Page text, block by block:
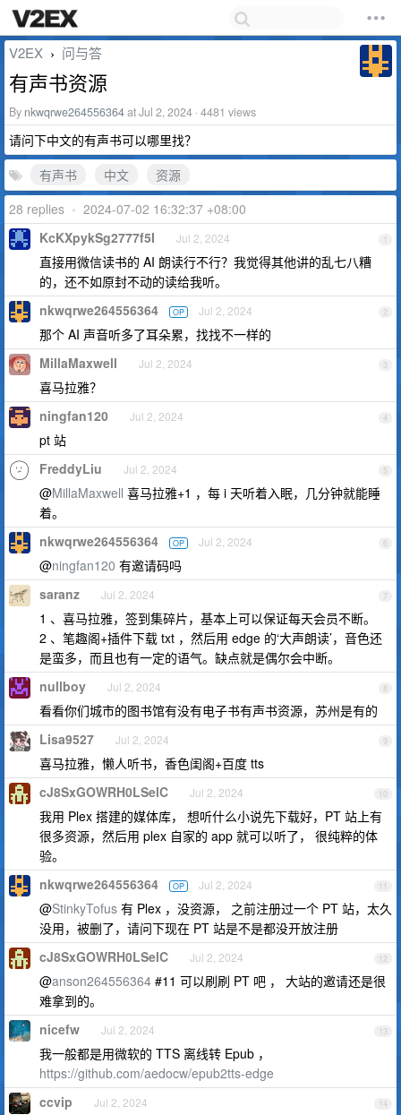
V2EX › 问与答
有声书资源
By nkwqrwe264556364at Jul 2, 2024 · 4481 views
请问下中文的有声书可以哪里找？
有声书
中文
资源
28 replies • 2024-07-02 16:32:37 +08:00
1
KcKXpykSg2777f5I Jul 2, 2024
直接用微信读书的 AI 朗读行不行？我觉得其他讲的乱七八糟
的，还不如原封不动的读给我听。
2
nkwqrwe264556364 OP Jul 2, 2024
那个 AI 声音听多了耳朵累，找找不一样的
3
MillaMaxwell Jul 2, 2024
喜马拉雅？
4
ningfan120 Jul 2, 2024
pt 站
5
FreddyLiu Jul 2, 2024
@MillaMaxwell 喜马拉雅+1 ，每 i 天听着入眠，几分钟就能睡
着。
6
nkwqrwe264556364 OP Jul 2, 2024
@ningfan120 有邀请码吗
7
saranz Jul 2, 2024
1 、喜马拉雅，签到集碎片，基本上可以保证每天会员不断。
2 、笔趣阁+插件下载 txt ，然后用 edge 的‘大声朗读’，音色还
是蛮多，而且也有一定的语气。缺点就是偶尔会中断。
8
nullboy Jul 2, 2024
看看你们城市的图书馆有没有电子书有声书资源，苏州是有的
9
Lisa9527 Jul 2, 2024
喜马拉雅，懒人听书，香色闺阁+百度 tts
10
cJ8SxGOWRH0LSelC Jul 2, 2024
我用 Plex 搭建的媒体库， 想听什么小说先下载好，PT 站上有
很多资源，然后用 plex 自家的 app 就可以听了， 很纯粹的体
验。
11
nkwqrwe264556364 OP Jul 2, 2024
@StinkyTofus 有 Plex ，没资源， 之前注册过一个 PT 站，太久
没用，被删了，请问下现在 PT 站是不是都没开放注册
12
cJ8SxGOWRH0LSelC Jul 2, 2024
@anson264556364 #11 可以刷刷 PT 吧 ， 大站的邀请还是很
难拿到的。
13
nicefw Jul 2, 2024
我一般都是用微软的 TTS 离线转 Epub ，
https://github.com/aedocw/epub2tts-edge
14
ccvip Jul 2, 2024